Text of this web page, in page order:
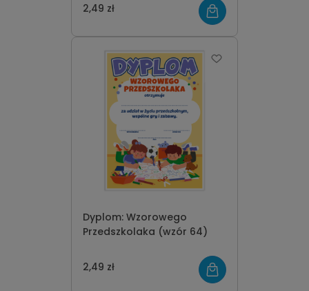
2,49 zł
Dyplom: Wzorowego
Przedszkolaka (wzór 64)
2,49 zł